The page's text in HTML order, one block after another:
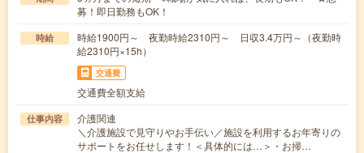
募！即日勤務もOK！
時給
時給1900円～ 夜勤時給2310円～ 日収3.4万円～（夜勤時
給2310円×15h）
交通費
交通費全額支給
仕事内容
介護関連
＼介護施設で見守りやお手伝い／施設を利用するお年寄りの
サポートをお任せします！＜具体的には…＞・お掃…